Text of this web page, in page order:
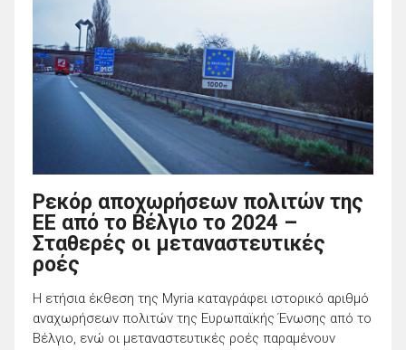
Ρεκόρ αποχωρήσεων πολιτών της
ΕΕ από το Βέλγιο το 2024 –
Σταθερές οι μεταναστευτικές
ροές
Η ετήσια έκθεση της Myria καταγράφει ιστορικό αριθμό
αναχωρήσεων πολιτών της Ευρωπαϊκής Ένωσης από το
Βέλγιο, ενώ οι μεταναστευτικές ροές παραμένουν